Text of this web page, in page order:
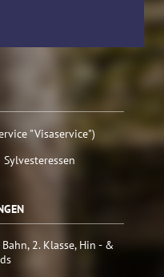
"Visaservice")
2. Klasse, Hin - &